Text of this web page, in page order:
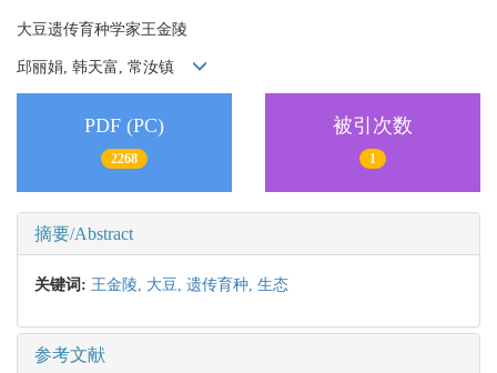
大豆遗传育种学家王金陵
邱丽娟, 韩天富, 常汝镇
PDF (PC)
2268
被引次数
1
摘要/Abstract
关键词: 王金陵, 大豆, 遗传育种, 生态
参考文献